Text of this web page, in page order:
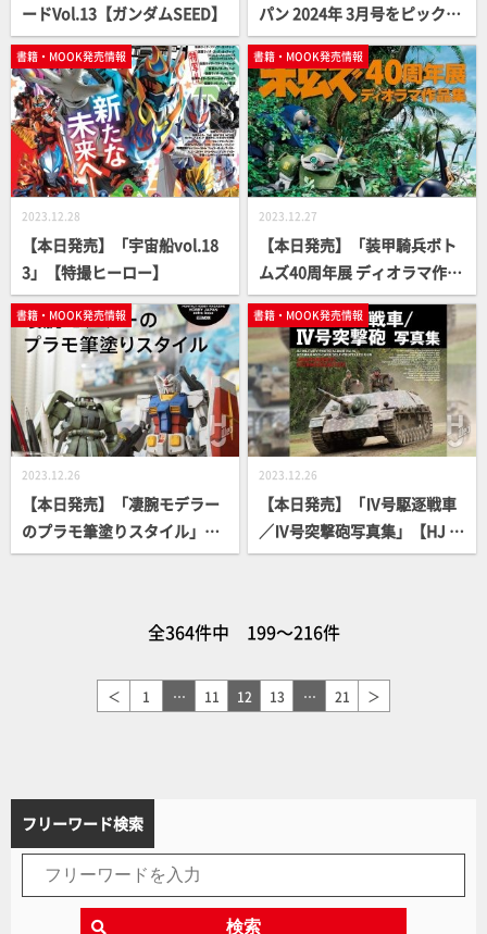
ードVol.13【ガンダムSEED】
パン 2024年 3月号をピックア
ップ！
書籍・MOOK発売情報
2023.12.28
【本日発売】「宇宙船vol.18
3」【特撮ヒーロー】
書籍・MOOK発売情報
2023.12.27
【本日発売】「装甲騎兵ボト
ムズ40周年展 ディオラマ作品
集」【永久保存版】
書籍・MOOK発売情報
2023.12.26
【本日発売】「凄腕モデラー
のプラモ筆塗りスタイル」
【How To】
書籍・MOOK発売情報
2023.12.26
【本日発売】「Ⅳ号駆逐戦車
／Ⅳ号突撃砲写真集」【HJ M
ILITARY PHOTO ALBUM】
全364件中 199～216件
＜ 1 … 11 12 13 … 21 ＞
フリーワード検索
検索